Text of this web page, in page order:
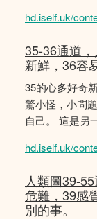
hd.iself.uk/
35-36通道
新鮮，36容
35的心多好奇
驚小怪，小問
自己。 這是另
hd.iself.uk/
人類圖39-
危難，39感
別的事。